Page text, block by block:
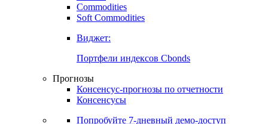
Commodities
Золото
Бензин
Soft Commodities
Виджет:
Портфели индексов Cbonds
Прогнозы